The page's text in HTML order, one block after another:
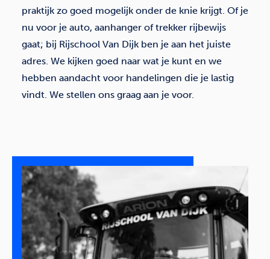
praktijk zo goed mogelijk onder de knie krijgt. Of je
nu voor je auto, aanhanger of trekker rijbewijs
gaat; bij Rijschool Van Dijk ben je aan het juiste
adres. We kijken goed naar wat je kunt en we
hebben aandacht voor handelingen die je lastig
vindt. We stellen ons graag aan je voor.